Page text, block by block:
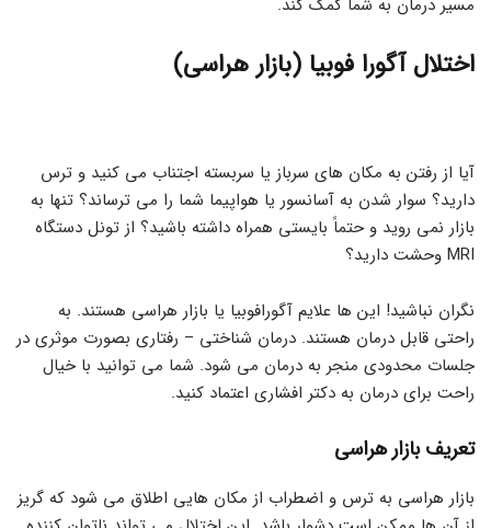
اختلال آگورا فوبیا (بازار هراسی)
آیا از رفتن به مکان های سرباز یا سربسته اجتناب می کنید و ترس
دارید؟ سوار شدن به آسانسور یا هواپیما شما را می ترساند؟ تنها به
بازار نمی روید و حتماً بایستی همراه داشته باشید؟ از تونل دستگاه
MRI وحشت دارید؟
نگران نباشید! این ها علایم آگورافوبیا یا بازار هراسی هستند. به
راحتی قابل درمان هستند. درمان شناختی – رفتاری بصورت موثری در
جلسات محدودی منجر به درمان می شود. شما می توانید با خیال
راحت برای درمان به دکتر افشاری اعتماد کنید.
تعریف بازار هراسی
بازار هراسی به ترس و اضطراب از مکان هایی اطلاق می شود که گریز